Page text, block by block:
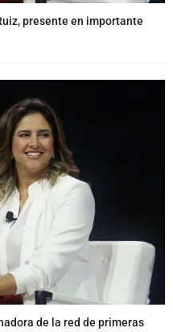
presente en importante
de la red de primeras